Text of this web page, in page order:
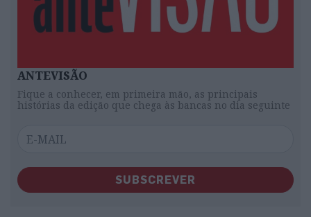
ANTEVISÃO
Fique a conhecer, em primeira mão, as principais
histórias da edição que chega às bancas no dia seguinte
SUBSCREVER